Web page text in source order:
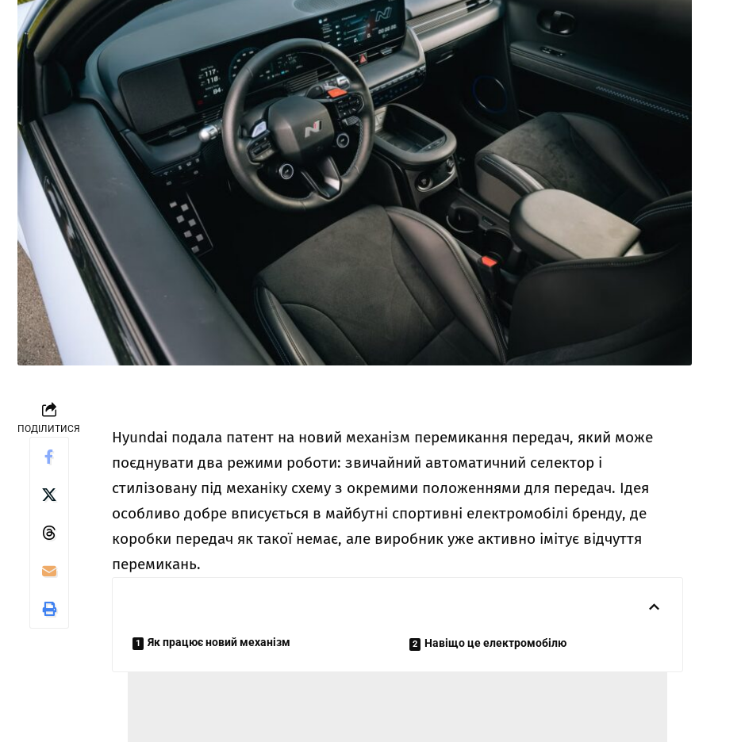
ПОДІЛИТИСЯ
Hyundai подала патент на новий механізм перемикання передач, який може
поєднувати два режими роботи: звичайний автоматичний селектор і
стилізовану під механіку схему з окремими положеннями для передач. Ідея
особливо добре вписується в майбутні спортивні електромобілі бренду, де
коробки передач як такої немає, але виробник уже активно імітує відчуття
перемикань.
Як працює новий механізм Навіщо це електромобілю